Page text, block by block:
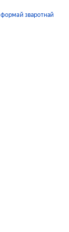
формай зваротнай